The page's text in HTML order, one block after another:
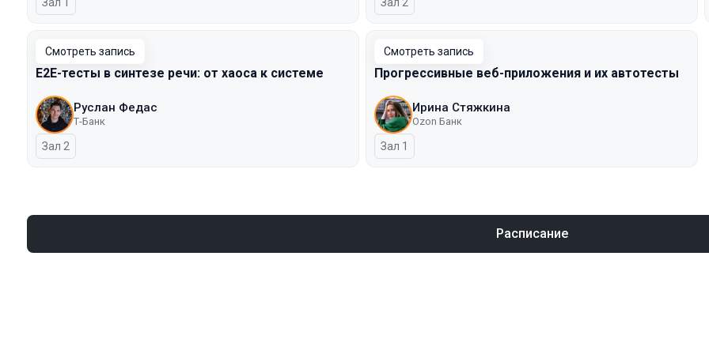
Смотреть запись
E2E-тесты в синтезе речи: от хаоса к системе
Руслан Федас
Т-Банк
Зал 2
Смотреть запись
Прогрессивные веб-приложения и их автотесты
Ирина Стяжкина
Ozon Банк
Зал 1
Расписание